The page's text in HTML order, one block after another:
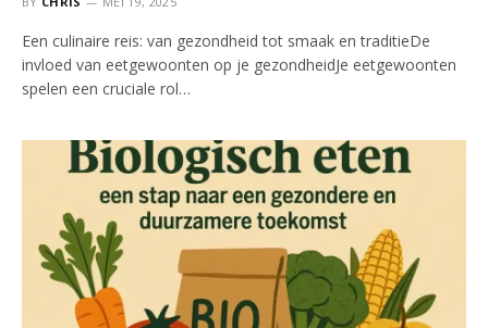
Een culinaire reis: van gezondheid tot smaak en traditieDe
invloed van eetgewoonten op je gezondheidJe eetgewoonten
spelen een cruciale rol…